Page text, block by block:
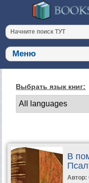
Выбрать язык книг:
В
Автор: